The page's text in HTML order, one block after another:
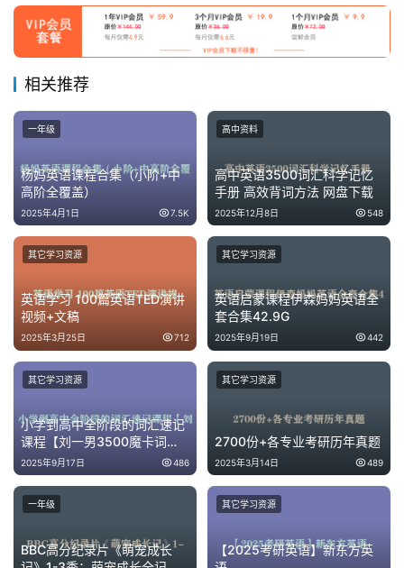
儿
童
国
学
启
蒙
儿
童
英
语
启
相关推荐
杨妈英语课程合集（小阶+中
高阶全覆盖）
2025年4月1日 7.5K
一年级
高中英语3500词汇科学记忆
手册 高效背词方法 网盘下载
2025年12月8日 548
高中资料
英语学习 100篇英语TED演讲
视频+文稿
2025年3月25日 712
其它学习资源
英语启蒙课程伊森妈妈英语全
套合集42.9G
2025年9月19日 442
其它学习资源
小学到高中全阶段的词汇速记
课程【刘一男3500魔卡词
【1-3500词汇分类精讲速
记】】[218.87GB]
2025年9月17日 486
其它学习资源
2700份+各专业考研历年真题
2025年3月14日 489
其它学习资源
BBC高分纪录片《萌宠成长
一年级
【2025考研英语】新东方英
其它学习资源